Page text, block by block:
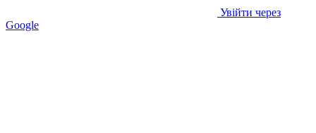
Увійти через
Google